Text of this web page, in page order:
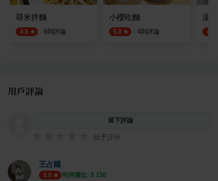
尋米拌麵
4.5 · 6則評論
小櫻吃麵
5.0 · 4則評論
湯
4.5
用戶評論
留下評論
給予評分
王占國
5.0 均消價位: $ 150